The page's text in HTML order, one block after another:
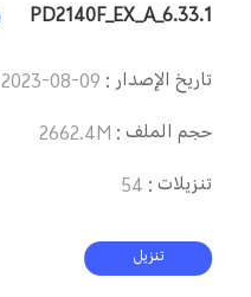
PD2140F_EX_A_6.33.1
تاريخ الإصدار:
2023-08-09
حجم الملف :
2662.4M
تنزيلات:
54
تنزيل